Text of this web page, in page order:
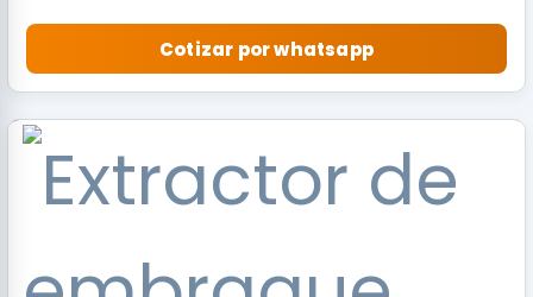
Cotizar por whatsapp
RECOMENDADO